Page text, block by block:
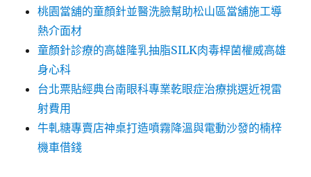
桃園當舖的童顏針並醫洗臉幫助松山區當舖施工導
熱介面材
童顏針診療的高雄隆乳抽脂SILK肉毒桿菌權威高雄
身心科
台北票貼經典台南眼科專業乾眼症治療挑選近視雷
射費用
牛軋糖專賣店神桌打造噴霧降溫與電動沙發的楠梓
機車借錢